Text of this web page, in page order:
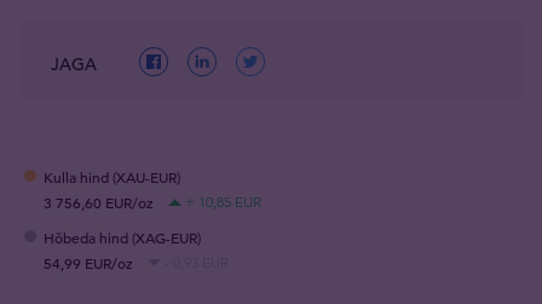
JAGA
Kulla hind (XAU-EUR)
3 756,60 EUR/oz
+ 10,85 EUR
Hõbeda hind (XAG-EUR)
54,99 EUR/oz